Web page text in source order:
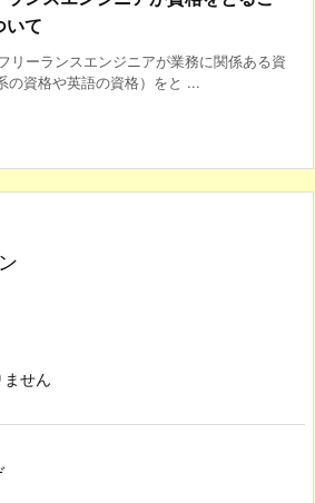
いて
リーランスエンジニアが業務に関係ある資
の資格や英語の資格）をと ...
ません